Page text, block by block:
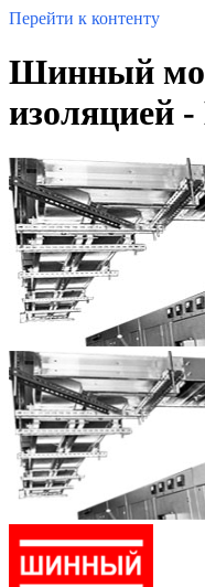
Перейти к контенту
Шинный
изоляцией